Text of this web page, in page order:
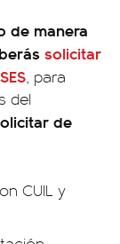
de manera
solicitar
, para
del
de
CUIL y